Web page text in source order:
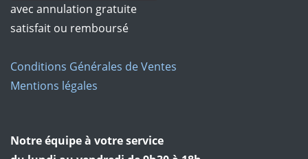
avec annulation gratuite
satisfait ou remboursé
Conditions Générales de Ventes
Mentions légales
Notre équipe à votre service